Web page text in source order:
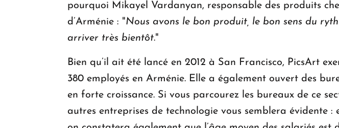
pourquoi Mikayel Vardanyan, responsable des produits
d’Arménie : "Nous avons le bon produit, le bon sens du
arriver très bientôt."
Bien qu’il ait été lancé en 2012 à San Francisco, PicsArt
380 employés en Arménie. Elle a également ouvert des
en forte croissance. Si vous parcourez les bureaux de ce
autres entreprises de technologie vous semblera évidente